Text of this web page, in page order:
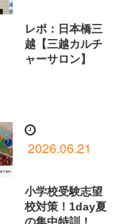
レポ：日本橋三
越【三越カルチ
ャーサロン】
2026.06.21
小学校受験志望
校対策！1day夏